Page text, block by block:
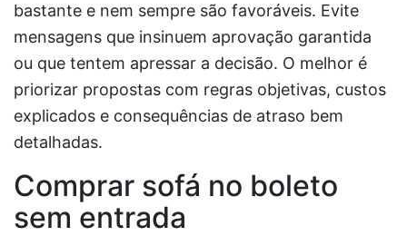
bastante e nem sempre são favoráveis. Evite
mensagens que insinuem aprovação garantida
ou que tentem apressar a decisão. O melhor é
priorizar propostas com regras objetivas, custos
explicados e consequências de atraso bem
detalhadas.
Comprar sofá no boleto
sem entrada